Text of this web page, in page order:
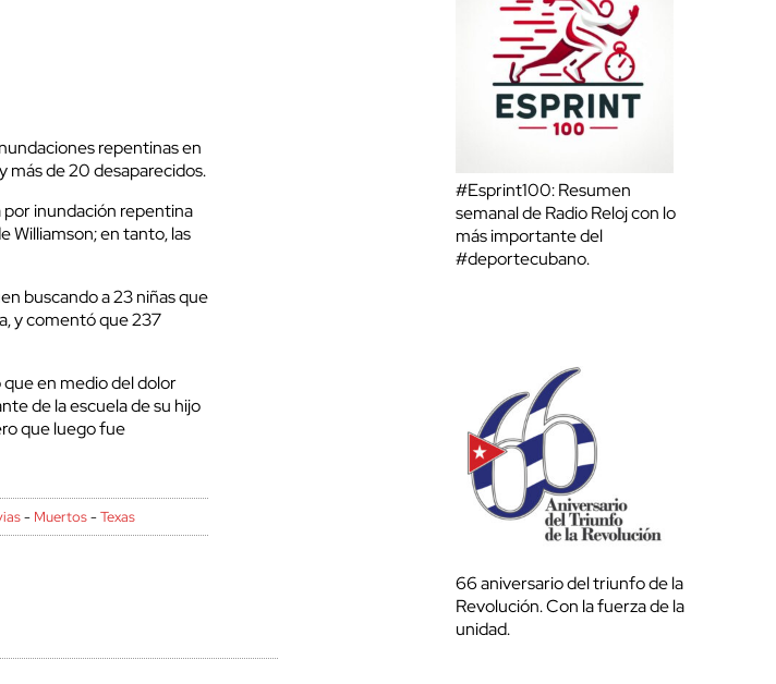
repentinas en
más de 20 desaparecidos.
inundación repentina
Williamson; en tanto, las
buscando a 23 niñas que
y comentó que 237
en medio del dolor
de la escuela de su hijo
que luego fue
- Muertos-Texas
#Esprint100: Resumen
semanal de Radio Reloj con lo
más importante del
#deportecubano.
66 aniversario del triunfo de la
Revolución. Con la fuerza de la
unidad.